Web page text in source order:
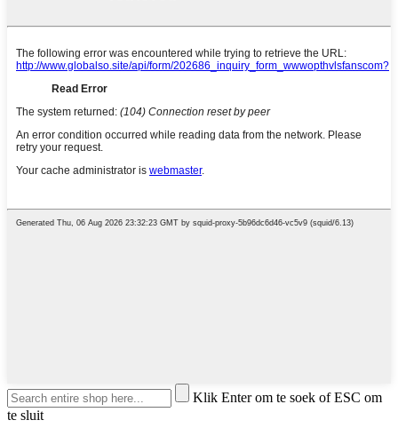
Klik Enter om te soek of ESC om
te sluit